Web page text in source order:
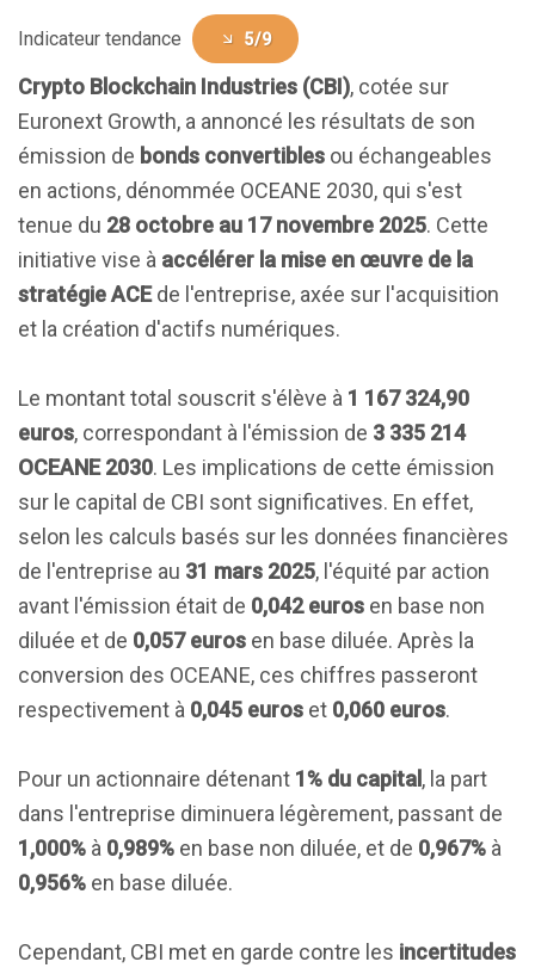
Indicateur tendance 5/9
Crypto Blockchain Industries (CBI), cotée sur
Euronext Growth, a annoncé les résultats de son
émission de bonds convertibles ou échangeables
en actions, dénommée OCEANE 2030, qui s'est
tenue du 28 octobre au 17 novembre 2025. Cette
initiative vise à accélérer la mise en œuvre de la
stratégie ACEde l'entreprise, axée sur l'acquisition
et la création d'actifs numériques.
Le montant total souscrit s'élève à 1 167 324,90
euros, correspondant à l'émission de 3 335 214
OCEANE 2030. Les implications de cette émission
sur le capital de CBI sont significatives. En effet,
selon les calculs basés sur les données financières
de l'entreprise au 31 mars 2025, l'équité par action
avant l'émission était de 0,042 euros en base non
diluée et de 0,057 euros en base diluée. Après la
conversion des OCEANE, ces chiffres passeront
respectivement à 0,045 euros et 0,060 euros.
Pour un actionnaire détenant 1% du capital , la part
dans l'entreprise diminuera légèrement, passant de
1,000% à 0,989% en base non diluée, et de 0,967% à
0,956% en base diluée.
Cependant, CBI met en garde contre les incertitudes